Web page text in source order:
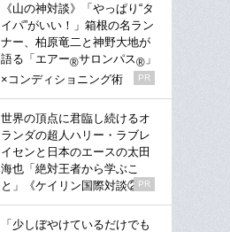
《山の神対談》「やっぱり“タ
イパ”がいい！」箱根の名ラン
ナー、柏原竜二と神野大地が
語る「エアー®サロンパス® 」
×コンディショニング術
PR
世界の頂点に君臨し続けるオ
ランダの超人ハリー・ラブレ
イセンと日本のエースの太田
海也「絶対王者から学ぶこ
と」《ケイリン国際対談②》
PR
「少しぼやけているだけでも